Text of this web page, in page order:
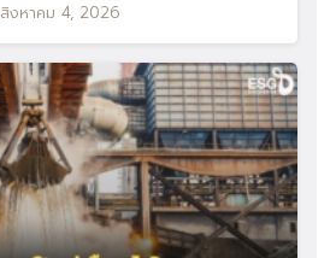
สิงหาคม 4, 2026